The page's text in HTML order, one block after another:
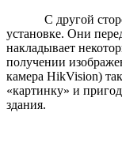
С другой
установке. Они
накладывает
получении
камера HikVision)
«картинку» и
здания.